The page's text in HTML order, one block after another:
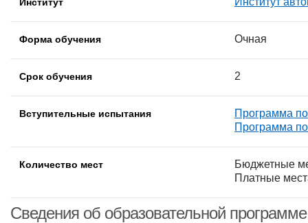
Форма обучения Очная
Срок обучения 2
Вступительные испытания
Программа
Программа
Количество мест
Бюджетные
Платные
Сведения об образовательной программе